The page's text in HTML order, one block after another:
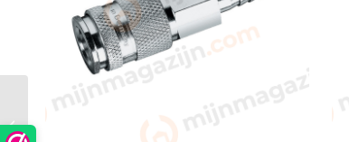
snelkoppeling 1/2 bu